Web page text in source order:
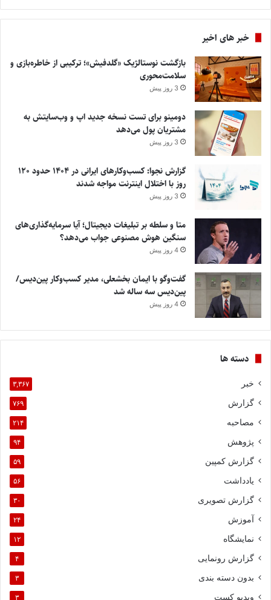
خبر های اخیر
بازگشت نوستالژیک «گلدفیش»؛ ترکیبی از خاطره‌بازی و
سلامت‌محوری
3 روز پیش
دومینو برای تست نسخه جدید اپ و وب‌سایتش به
مشتریان پول می‌دهد
3 روز پیش
گزارش نجوا: کسب‌وکارهای ایرانی در ۱۴۰۴ حدود ۱۲۰
روز با اختلال اینترنت مواجه شدند
3 روز پیش
متا و سلطه بر تبلیغات دیجیتال؛ آیا سرمایه‌گذاری‌های
سنگین هوش مصنوعی جواب می‌دهد؟
4 روز پیش
گفت‌وگو با ایمان بخشعلی، مدیر کسب‌وکار پین‌دیس/
پین‌دیس سه ساله شد
4 روز پیش
دسته ها
خبر ۳,۳۶۷
گزارش ۷۶۹
مصاحبه ۲۱۴
پژوهش ۹۴
گزارش کمپین ۵۹
یادداشت ۵۶
گزارش تصویری ۳۰
آموزش ۲۴
نمایشگاه ۱۲
گزارش رونمایی ۴
بدون دسته بندی ۳
ویدیو کست ۳